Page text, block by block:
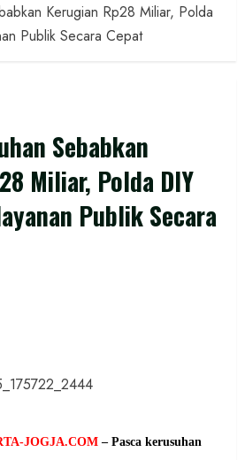
Kerugian Rp28 Miliar, Polda
Publik Secara Cepat
Sebabkan
Miliar, Polda DIY
Publik Secara
JOGJA.COM – Pasca kerusuhan